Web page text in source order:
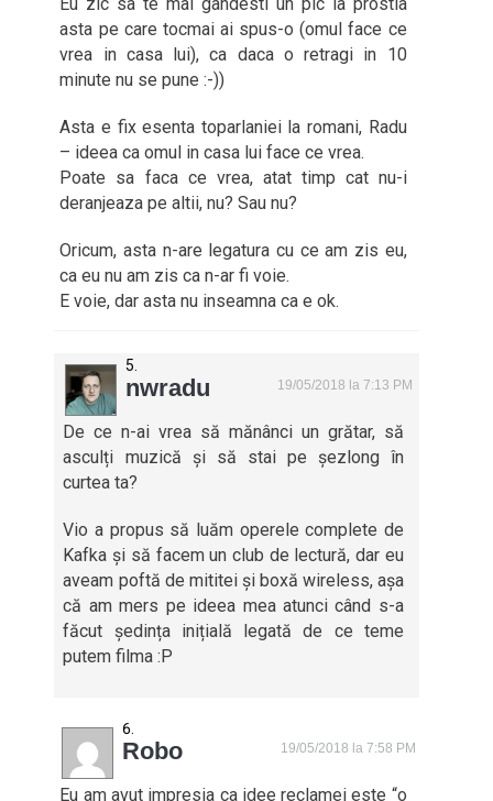
asta pe care tocmai ai spus-o (omul face ce
vrea in casa lui), ca daca o retragi in 10
minute nu se pune :-))
Asta e fix esenta toparlaniei la romani, Radu
– ideea ca omul in casa lui face ce vrea.
Poate sa faca ce vrea, atat timp cat nu-i
deranjeaza pe altii, nu? Sau nu?
Oricum, asta n-are legatura cu ce am zis eu,
ca eu nu am zis ca n-ar fi voie.
E voie, dar asta nu inseamna ca e ok.
nwradu 19/05/2018 la 7:13 PM
De ce n-ai vrea să mănânci un grătar, să
asculți muzică și să stai pe șezlong în
curtea ta?
Vio a propus să luăm operele complete de
Kafka și să facem un club de lectură, dar eu
aveam poftă de mititei și boxă wireless, așa
că am mers pe ideea mea atunci când s-a
făcut ședința inițială legată de ce teme
putem filma :P
Robo 19/05/2018 la 7:58 PM
Eu am avut impresia ca idee reclamei este “o